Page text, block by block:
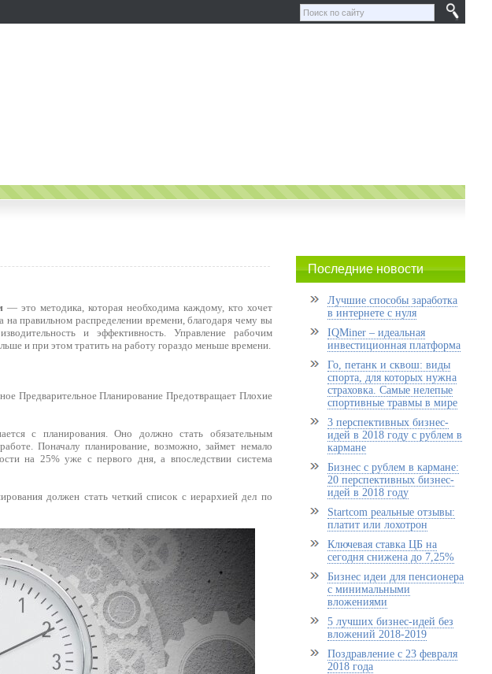
— это методика, которая необходима каждому, кто хочет
правильном распределении времени, благодаря чему вы
и эффективность. Управление рабочим
и при этом тратить на работу гораздо меньше времени.
Предварительное Планирование Предотвращает Плохие
с планирования. Оно должно стать обязательным
Поначалу планирование, возможно, займет немало
на 25% уже с первого дня, а впоследствии система
должен стать четкий список с иерархией дел по
Последние новости
Лучшие способы заработка
в интернете с нуля
IQMiner – идеальная
инвестиционная платформа
Го, петанк и сквош: виды
спорта, для которых нужна
страховка. Самые нелепые
спортивные травмы в мире
3 перспективных бизнес-
идей в 2018 году с рублем в
кармане
Бизнес с рублем в кармане:
20 перспективных бизнес-
идей в 2018 году
Startcom реальные отзывы:
платит или лохотрон
Ключевая ставка ЦБ на
сегодня снижена до 7,25%
Бизнес идеи для пенсионера
с минимальными
вложениями
5 лучших бизнес-идей без
вложений 2018-2019
Поздравление с 23 февраля
2018 года